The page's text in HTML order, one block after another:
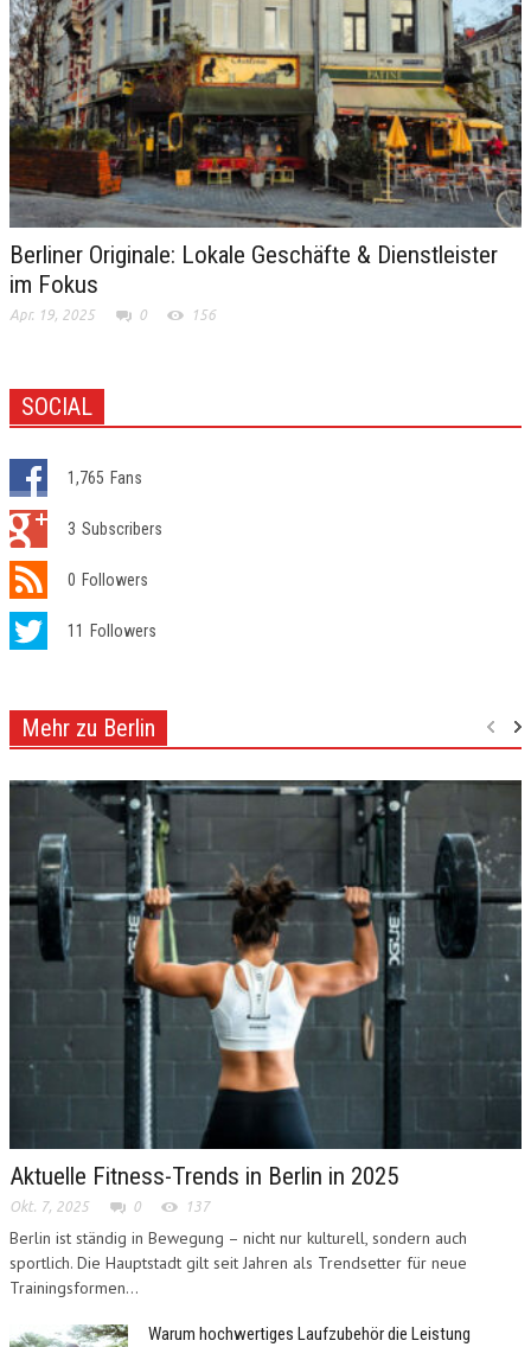
Berliner Originale: Lokale Geschäfte & Dienstleister
im Fokus
Apr. 19, 2025 0 156
SOCIAL
1,765 Fans
3 Subscribers
0 Followers
11 Followers
Mehr zu Berlin
Aktuelle Fitness-Trends in Berlin in 2025
Okt. 7, 2025 0 137
Berlin ist ständig in Bewegung – nicht nur kulturell, sondern auch
sportlich. Die Hauptstadt gilt seit Jahren als Trendsetter für neue
Trainingsformen...
Warum hochwertiges Laufzubehör die Leistung